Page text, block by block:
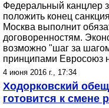
Федеральный канцлер
положить конец
Москва выполнит
договоренностям.
возможно "шаг за
принципами Евросоюз
4 июня 2016 г., 17:34
Ходорковский
готовится к смене